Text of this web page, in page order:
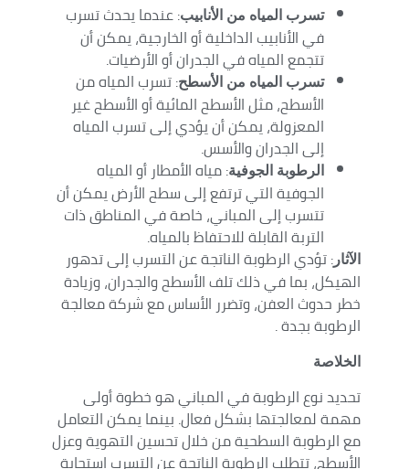
تسرب المياه من الأنابيب: عندما يحدث تسرب
في الأنابيب الداخلية أو الخارجية، يمكن أن
تتجمع المياه في الجدران أو الأرضيات.
تسرب المياه من الأسطح: تسرب المياه من
الأسطح، مثل الأسطح المائية أو الأسطح غير
المعزولة، يمكن أن يؤدي إلى تسرب المياه
إلى الجدران والأسس.
الرطوبة الجوفية: مياه الأمطار أو المياه
الجوفية التي ترتفع إلى سطح الأرض يمكن أن
تتسرب إلى المباني، خاصة في المناطق ذات
التربة القابلة للاحتفاظ بالمياه.
الآثار : تؤدي الرطوبة الناتجة عن التسرب إلى تدهور
الهيكل، بما في ذلك تلف الأسطح والجدران، وزيادة
خطر حدوث العفن، وتضرر الأساس مع شركة معالجة
الرطوبة بجدة .
الخلاصة
تحديد نوع الرطوبة في المباني هو خطوة أولى
مهمة لمعالجتها بشكل فعال. بينما يمكن التعامل
مع الرطوبة السطحية من خلال تحسين التهوية وعزل
الأسطح، تتطلب الرطوبة الناتجة عن التسرب استجابة